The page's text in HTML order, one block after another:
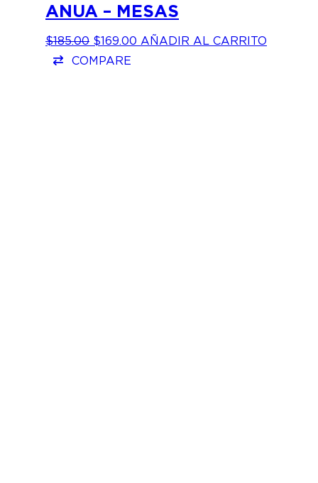
ANUA – MESAS
$185.00 EL
ORIGINAL
$169.00 EL
AÑADIR AL CARRITO
COMPARE